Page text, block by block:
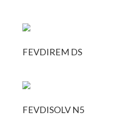
FEVDIREM DS
FEVDISOLV N5